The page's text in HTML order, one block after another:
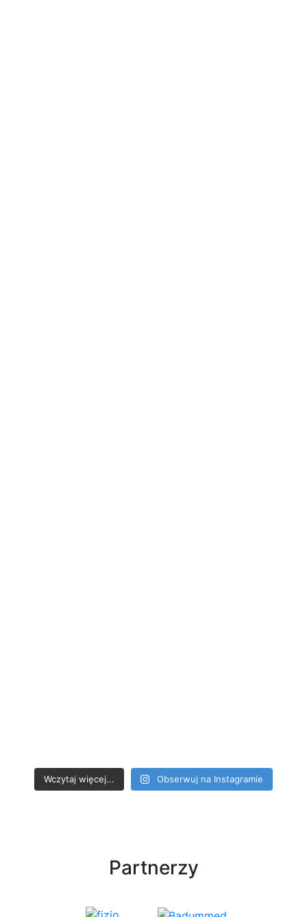
Wczytaj więcej... Obserwuj na Instagramie
Partnerzy